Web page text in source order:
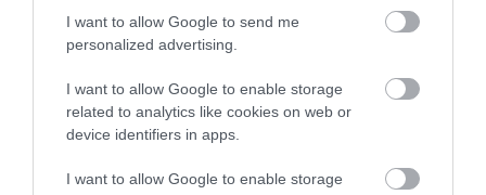
I want to allow Google to send me
personalized advertising.
I want to allow Google to enable storage
related to analytics like cookies on web or
device identifiers in apps.
I want to allow Google to enable storage
Rocskó Tamás
2017. Augusztus 24.
Hatalmas adagok,a sült csülök
nagyon jól sikerült,a pizza jó
tésztájú,ropogós.Személyzet
kedves!